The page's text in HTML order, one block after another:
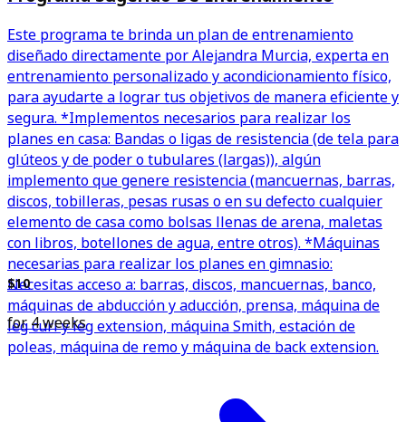
Este programa te brinda un plan de entrenamiento
diseñado directamente por Alejandra Murcia, experta en
entrenamiento personalizado y acondicionamiento físico,
para ayudarte a lograr tus objetivos de manera eficiente y
segura. *Implementos necesarios para realizar los
planes en casa: Bandas o ligas de resistencia (de tela para
glúteos y de poder o tubulares (largas)), algún
implemento que genere resistencia (mancuernas, barras,
discos, tobilleras, pesas rusas o en su defecto cualquier
elemento de casa como bolsas llenas de arena, maletas
con libros, botellones de agua, entre otros). *Máquinas
necesarias para realizar los planes en gimnasio:
Necesitas acceso a: barras, discos, mancuernas, banco,
máquinas de abducción y aducción, prensa, máquina de
leg curl y leg extension, máquina Smith, estación de
poleas, máquina de remo y máquina de back extension.
$10
for 4 weeks